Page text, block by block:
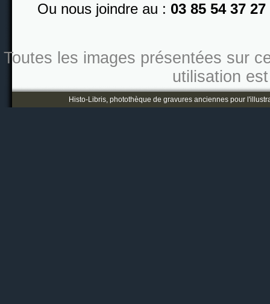
Ou nous joindre au : 03 85 54 37 27
Toutes les images présentées sur
utilisation
Histo-Libris, photothèque de gravures anciennes pour